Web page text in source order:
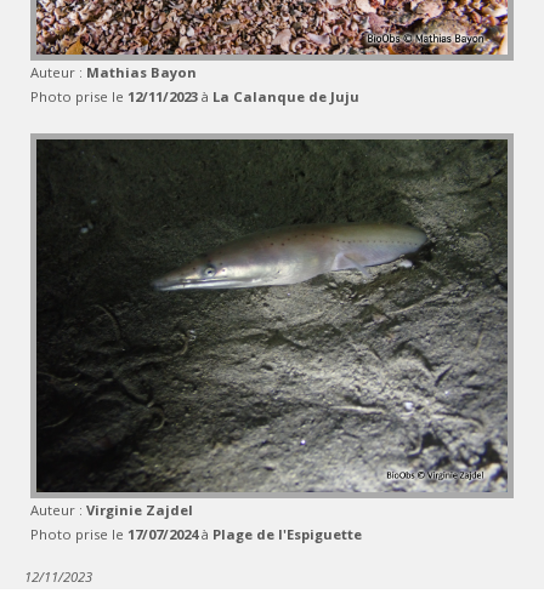
Auteur : Mathias Bayon
Photo prise le 12/11/2023 à La Calanque de Juju
Auteur : Virginie Zajdel
Photo prise le 17/07/2024à Plage de l'Espiguette
12/11/2023